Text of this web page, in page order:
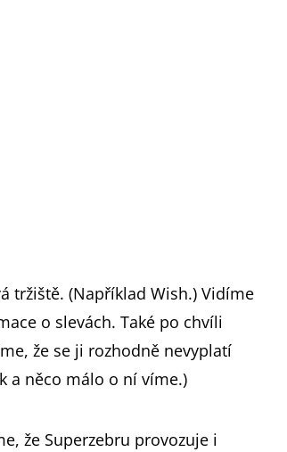
tržiště. (Například Wish.) Vidíme
o slevách. Také po chvíli
že se ji rozhodně nevyplatí
a něco málo o ní víme.)
že Superzebru provozuje i